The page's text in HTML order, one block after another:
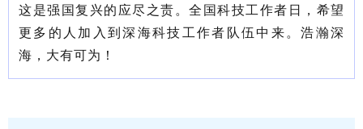
这是强国复兴的应尽之责。全国科技工作者日，希望
更多的人加入到深海科技工作者队伍中来。浩瀚深
海，大有可为！